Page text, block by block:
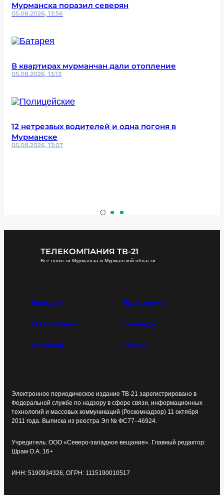
Мурманска поразил северян
05.08.2026, 13:56
В квартирах мурманчан дали отопление
05.08.2026, 13:13
12 нетрезвых водителей и одна погоня в
Мурманске
05.08.2026, 13:07
ТЕЛЕКОМПАНИЯ ТВ-21
Все новости Мурманска и Мурманской области
Новости Программы
О компании Команда
Реклама Статьи
Электронное периодическое издание ТВ-21 зарегистрировано в
Федеральной службе по надзору в сфере связи, информационных
технологий и массовых коммуникаций (Роскомнадзор) 11 октября
2011 года. Выписка из реестра Эл № ФС77–46924.
Учредитель: ООО «Северо-западное вещание». Главный редактор:
Шрам О.А. 16+
ИНН: 5190934326, ОГРН: 1115190010517